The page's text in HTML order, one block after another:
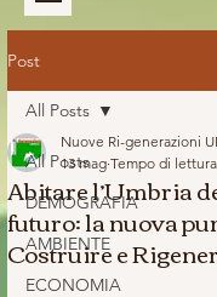
Post
All Posts
DEMOGRAFIA
AMBIENTE
ECONOMIA
All Posts
Abitare l’Umbria
futuro: la nuova
Costruire e
Nuove Ri-generazioni
13 mag Tempo di